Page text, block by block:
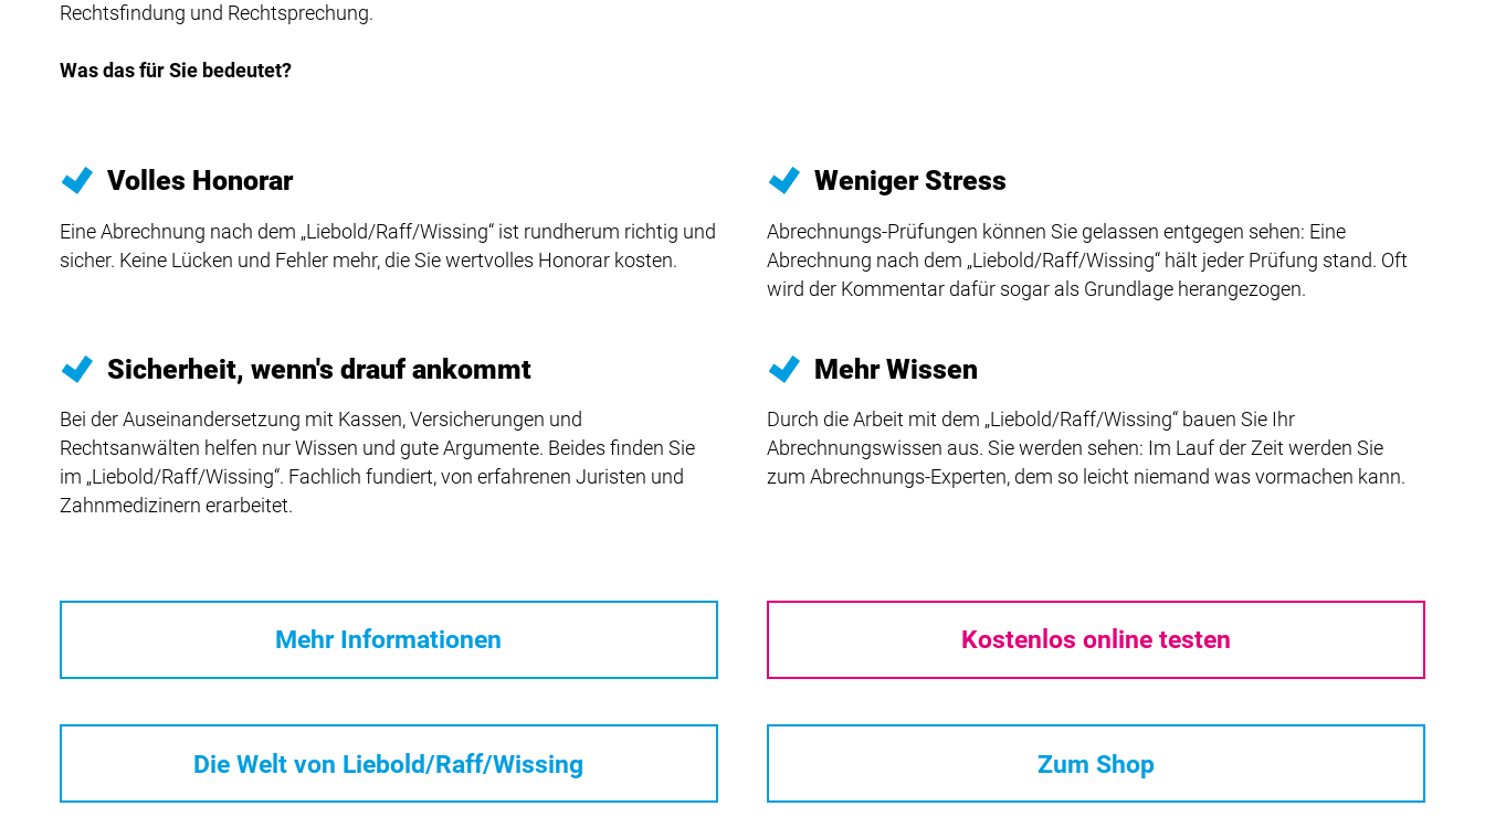
Rechtsfindung und Rechtsprechung.
Was das für Sie bedeutet?
Volles Honorar
Eine Abrechnung nach dem „Liebold/Raff/Wissing“ ist rundherum richtig und
sicher. Keine Lücken und Fehler mehr, die Sie wertvolles Honorar kosten.
Weniger Stress
Abrechnungs-Prüfungen können Sie gelassen entgegen sehen: Eine
Abrechnung nach dem „Liebold/Raff/Wissing“ hält jeder Prüfung stand. Oft
wird der Kommentar dafür sogar als Grundlage herangezogen.
Sicherheit, wenn's drauf ankommt
Bei der Auseinandersetzung mit Kassen, Versicherungen und
Rechtsanwälten helfen nur Wissen und gute Argumente. Beides finden Sie
im „Liebold/Raff/Wissing“. Fachlich fundiert, von erfahrenen Juristen und
Zahnmedizinern erarbeitet.
Mehr Wissen
Durch die Arbeit mit dem „Liebold/Raff/Wissing“ bauen Sie Ihr
Abrechnungswissen aus. Sie werden sehen: Im Lauf der Zeit werden Sie
zum Abrechnungs-Experten, dem so leicht niemand was vormachen kann.
Mehr Informationen Kostenlos online testen
Die Welt von Liebold/Raff/Wissing Zum Shop